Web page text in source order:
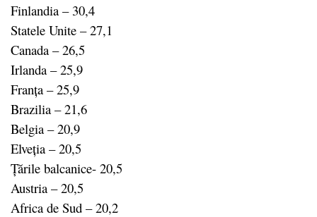
Finlandia – 30,4
Statele Unite – 27,1
Canada – 26,5
Irlanda – 25,9
Franța – 25,9
Brazilia – 21,6
Belgia – 20,9
Elveția – 20,5
Țările balcanice- 20,5
Austria – 20,5
Africa de Sud – 20,2